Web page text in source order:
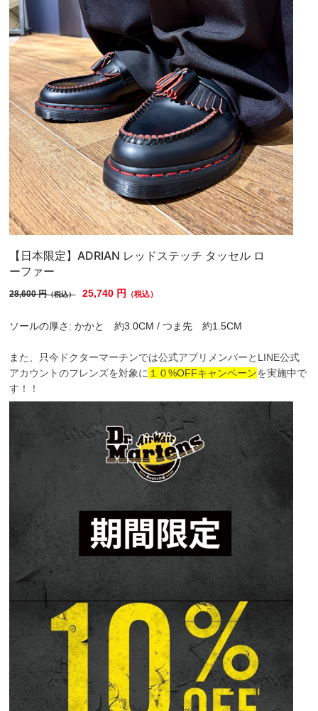
【日本限定】ADRIAN レッドステッチ タッセル ロ
ーファー
28,600 円（税込） 25,740 円 （税込）
ソールの厚さ: かかと 約3.0CM / つま先 約1.5CM
また、只今ドクターマーチンでは公式アプリメンバーとLINE公式
アカウントのフレンズを対象に １０%OFFキャンペーンを実施中で
す！！